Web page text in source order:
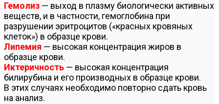
Гемолиз — выход в плазму биологически активных
веществ, и в частности, гемоглобина при
разрушении эритроцитов («красных кровяных
клеток») в образце крови.
Липемия — высокая концентрация жиров в
образце крови.
Иктеричность — высокая концентрация
билирубина и его производных в образце крови.
В этих случаях необходимо повторно сдать кровь
на анализ.